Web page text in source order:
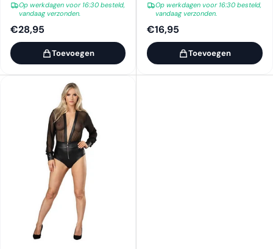
Op werkdagen voor 16:30 besteld,
vandaag verzonden.
€28,95
Toevoegen
Op werkdagen voor 16:30 besteld,
vandaag verzonden.
€16,95
Toevoegen